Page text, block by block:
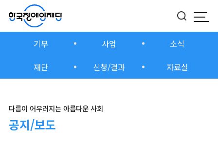
모
버튼
기부 사업
소식
재단
신청/결과 자료실
다름이 어우러지는 아름다운 사회
공지/보도